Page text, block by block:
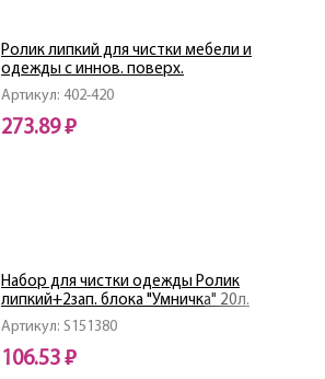
Артикул: 402-420
Ролик липкий для чистки мебели и
одежды с иннов. поверх.
273.89 ₽
Артикул: S151380
Набор для чистки одежды Ролик
липкий+2зап. блока "Умничка" 20л.
106.53 ₽